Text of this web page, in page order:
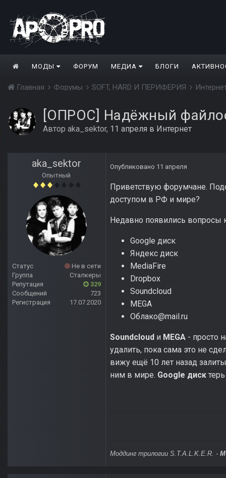
МОДЫ ФОРУМ МЕДИА БЛОГИ
Главная Форумы SOFT, HARD И ПЕРИФЕРИЯ
[ОПРОС] Надёжный
Автор aka_sektor, 11 апреля в Интернет
aka_sektor
Опытный
Статус
Не в сети
Группа
Сталкеры
Репутация
329
Сообщений
723
Регистрация
17.07.2020
Опубликовано 11 апреля
Приветствую форумчане.
доступом в РФ и мире?
Недавно появились вопросы
Google диск
Яндекс диск
MediaFire
Dropbox
Soundcloud
MEGA
Облако@mail.ru
Soundcloud и MEGA - просто
удалить, пока сама это не
вижу ещё 10 лет назад
ним в мире. Google диск
Моддинг трилогии S.T.A.L.K.E.R. -